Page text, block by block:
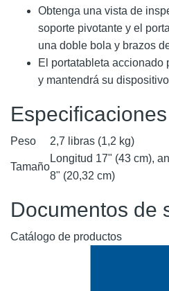
Obtenga una vista de
soporte pivotante y el
una doble bola y brazos
El portatableta accionado
y mantendrá su
Especificaciones
Peso 2,7 libras (1,2 kg)
Tamaño
Longitud 17" (43 cm),
8" (20,32 cm)
Documentos de
Catálogo de productos